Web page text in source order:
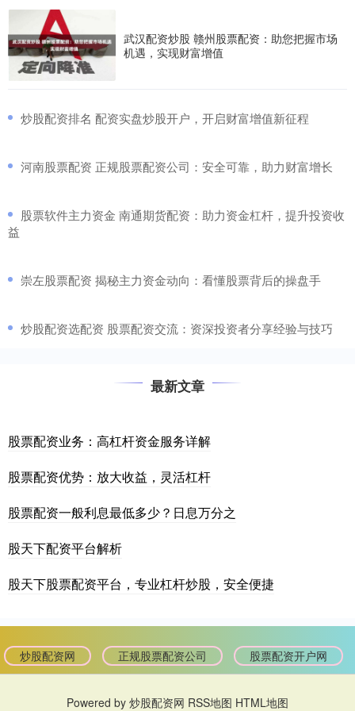
武汉配资炒股 赣州股票配资：助您把握市场
机遇，实现财富增值
​炒股配资排名 配资实盘炒股开户，开启财富增值新征程
​河南股票配资 正规股票配资公司：安全可靠，助力财富增长
​股票软件主力资金 南通期货配资：助力资金杠杆，提升投资收
益
​崇左股票配资 揭秘主力资金动向：看懂股票背后的操盘手
​炒股配资选配资 股票配资交流：资深投资者分享经验与技巧
最新文章
股票配资业务：高杠杆资金服务详解
股票配资优势：放大收益，灵活杠杆
股票配资一般利息最低多少？日息万分之
股天下配资平台解析
股天下股票配资平台，专业杠杆炒股，安全便捷
炒股配资网 正规股票配资公司 股票配资开户网
Powered by 炒股配资网 RSS地图 HTML地图